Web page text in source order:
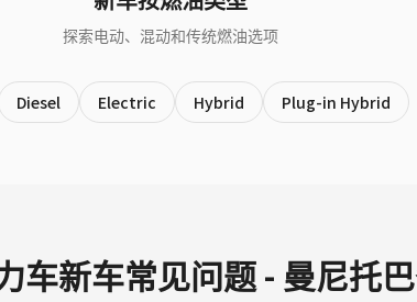
探索电动、混动和传统燃油选项
Diesel Electric Hybrid Plug-in Hybrid
车新车常见问题 - 曼尼托